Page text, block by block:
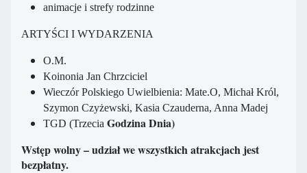
animacje i strefy rodzinne
ARTYŚCI I WYDARZENIA
O.M.
Koinonia Jan Chrzciciel
Wieczór Polskiego Uwielbienia: Mate.O, Michał Król,
Szymon Czyżewski, Kasia Czauderna, Anna Madej
TGD (Trzecia Godzina Dnia)
Wstęp wolny – udział we wszystkich atrakcjach jest
bezpłatny.